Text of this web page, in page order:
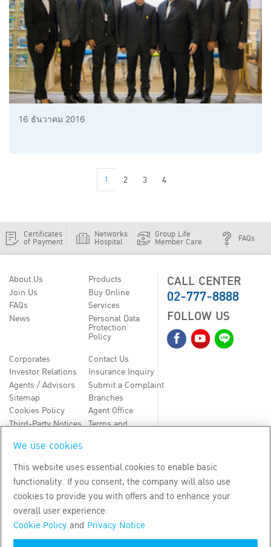
16 ธันวาคม 2016
1 2 3 4
Certificates
of Payment
Networks
Hospital
Group Life
Member Care FAQs
About Us
Join Us
FAQs
News
Products
Buy Online
Services
Personal Data
Protection
Policy
Corporates
Investor Relations
Agents / Advisors
Sitemap
Cookies Policy
Third-Party Notices
Contact Us
Insurance Inquiry
Submit a Complaint
Branches
Agent Office
Terms and
CALL CENTER
02-777-8888
FOLLOW US
TH EN
Copyright by Bangkok Life Assurance PLC
We use cookies
This website uses essential cookies to enable basic
functionality. If you consent, the company will also use
cookies to provide you with offers and to enhance your
overall user experience.
Cookie Policy and Privacy Notice